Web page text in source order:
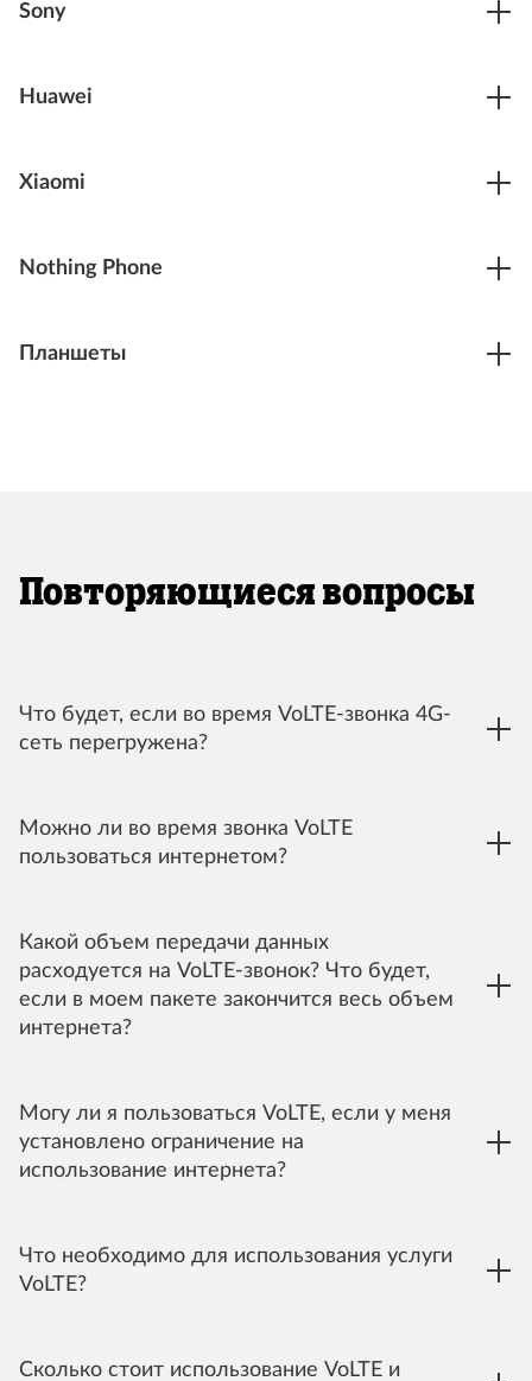
Sony
Huawei
Xiaomi
Nothing Phone
Планшеты
Повторяющиеся вопросы
Что будет, если во время VoLTE-звонка 4G-
сеть перегружена?
Можно ли во время звонка VoLTE
пользоваться интернетом?
Какой объем передачи данных
расходуется на VoLTE-звонок? Что будет,
если в моем пакете закончится весь объем
интернета?
Могу ли я пользоваться VoLTE, если у меня
установлено ограничение на
использование интернета?
Что необходимо для использования услуги
VoLTE?
Сколько стоит использование VoLTE и